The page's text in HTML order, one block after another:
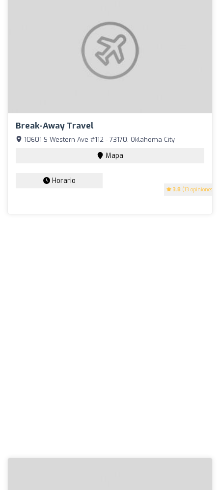
Break-Away Travel
3.8 (13 opiniones)
10601 S Western Ave #112 - 73170, Oklahoma City
Mapa
Horario